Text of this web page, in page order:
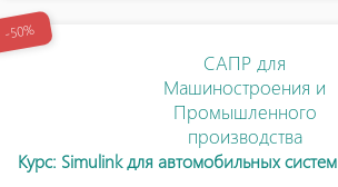
-50%
САПР для
Машиностроения и
Промышленного
производства
Курс: Simulink для автомобильных систем